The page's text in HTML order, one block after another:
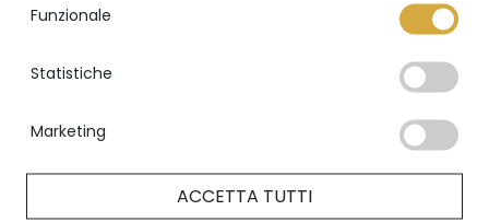
Ballerina
Together
Funzionale
Statistiche
Marketing
ACCETTA TUTTI